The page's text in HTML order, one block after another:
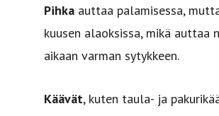
Pihka auttaa palamisessa,
kuusen alaoksissa, mikä auttaa
aikaan varman sytykkeen.
Käävät, kuten taula- ja